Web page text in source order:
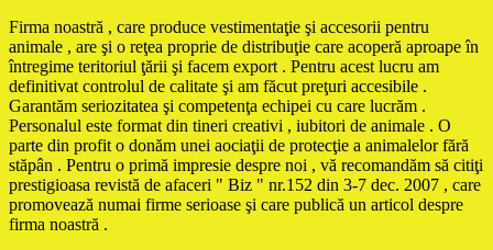
Firma noastră , care produce vestimentaţie şi accesorii pentru
animale , are şi o reţea proprie de distribuţie care acoperă aproape în
întregime teritoriul ţării şi facem export . Pentru acest lucru am
definitivat controlul de calitate şi am făcut preţuri accesibile .
Garantăm seriozitatea şi competenţa echipei cu care lucrăm .
Personalul este format din tineri creativi , iubitori de animale . O
parte din profit o donăm unei aociaţii de protecţie a animalelor fără
stăpân . Pentru o primă impresie despre noi , vă recomandăm să citiţi
prestigioasa revistă de afaceri " Biz " nr.152 din 3-7 dec. 2007 , care
promovează numai firme serioase şi care publică un articol despre
firma noastră .